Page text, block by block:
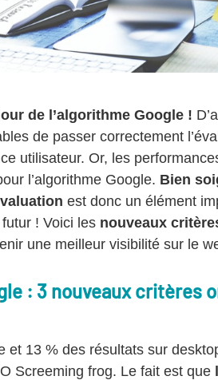
de l’algorithme Google !
de passer correctement
utilisateur. Or, les
l’algorithme Google. Bien
est donc un élément
! Voici les nouveaux
une meilleur visibilité sur le
: 3 nouveaux critères
13 % des résultats sur
Screeming frog. Le fait est que